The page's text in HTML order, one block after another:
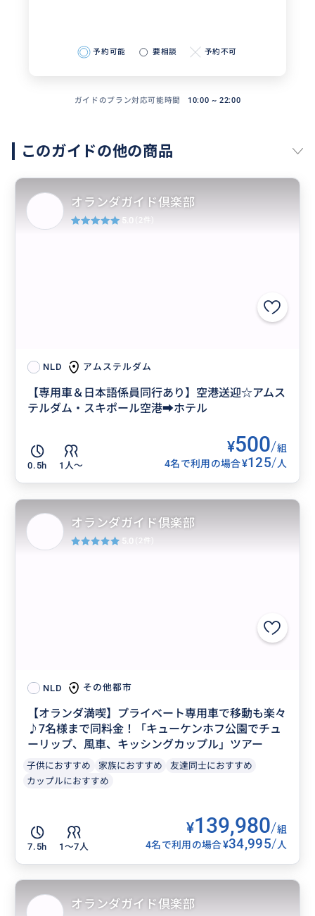
予約可能 要相談 予約不可
ガイドのプラン対応可能時間 10:00 ~ 22:00
このガイドの他の商品
NLD アムステルダム
【専用車＆日本語係員同行あり】空港送迎☆アムス
テルダム・スキポール空港➡ホテル
0.5h 1人〜
¥500/組
4名で利用の場合¥125/人
オランダガイド倶楽部
5.0 (2件)
NLD その他都市
【オランダ満喫】プライベート専用車で移動も楽々
♪7名様まで同料金！「キューケンホフ公園でチュ
ーリップ、風車、キッシングカップル」ツアー
子供におすすめ 家族におすすめ
友達同士におすすめ
カップルにおすすめ
7.5h 1〜7人
¥139,980/組
4名で利用の場合¥34,995/人
オランダガイド倶楽部
5.0 (2件)
オランダガイド倶楽部